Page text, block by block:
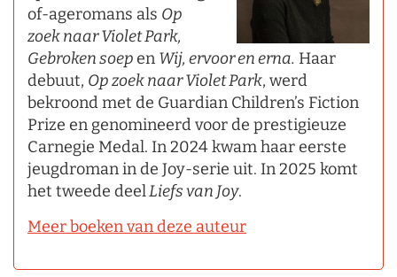
of-ageromans als Op
zoeknaar Violet Park,
Gebrokensoepen Wij, ervoor en erna. Haar
debuut, Op zoek naar Violet Park, werd
bekroond met de Guardian Children’s Fiction
Prize en genomineerd voor de prestigieuze
Carnegie Medal. In 2024 kwam haar eerste
jeugdroman in de Joy-serie uit. In 2025 komt
het tweede deelLiefs van Joy.
Meer boeken van deze auteur